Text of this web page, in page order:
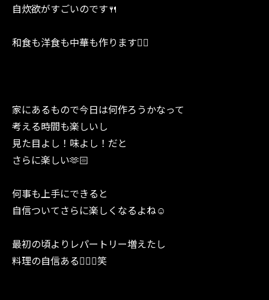
自炊欲がすごいのです🍴
和食も洋食も中華も作ります✌🏻
家にあるもので今日は何作ろうかなって
考える時間も楽しいし
見た目よし！味よし！だと
さらに楽しい🫶🏻
何事も上手にできると
自信ついてさらに楽しくなるよね☺️
最初の頃よりレパートリー増えたし
料理の自信ある✊🏻🔥笑